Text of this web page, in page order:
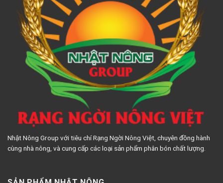
Nhật Nông Group với tiêu chí Rạng Ngời Nông Việt, chuyên đồng hành
cùng nhà nông, và cung cấp các loại sản phẩm phân bón chất lượng.